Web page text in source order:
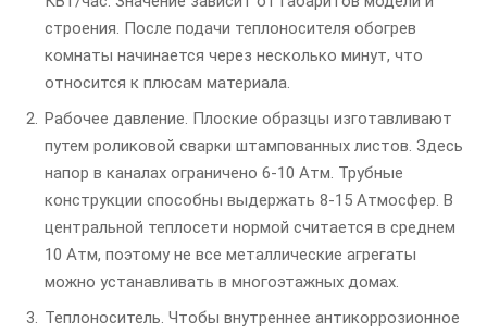
строения. После подачи теплоносителя обогрев
комнаты начинается через несколько минут, что
относится к плюсам материала.
Рабочее давление. Плоские образцы изготавливают
путем роликовой сварки штампованных листов. Здесь
напор в каналах ограничено 6-10 Атм. Трубные
конструкции способны выдержать 8-15 Атмосфер. В
центральной теплосети нормой считается в среднем
10 Атм, поэтому не все металлические агрегаты
можно устанавливать в многоэтажных домах.
Теплоноситель. Чтобы внутреннее антикоррозионное